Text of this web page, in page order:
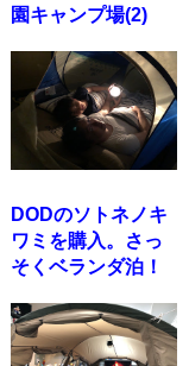
園キャンプ場(2)
DODのソトネノキ
ワミを購入。さっ
そくベランダ泊！